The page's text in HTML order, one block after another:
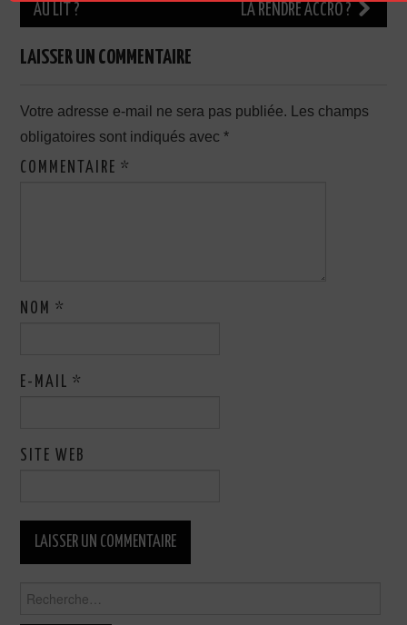
articles
AU LIT ?
LA RENDRE ACCRO ?
LAISSER UN COMMENTAIRE
Votre adresse e-mail ne sera pas publiée.
Les champs
obligatoires sont indiqués avec*
COMMENTAIRE*
NOM*
E-MAIL*
SITE WEB